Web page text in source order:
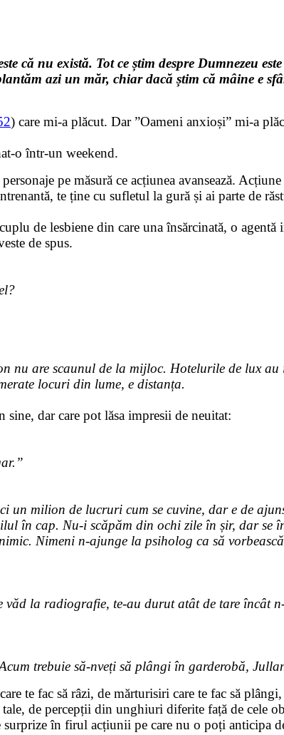
că nu există. Tot ce știm despre Dumnezeu
azi un măr, chiar dacă știm că mâine e
) care mi-a plăcut. Dar ”Oameni anxioși” mi-a
o într-un weekend.
pe măsură ce acțiunea avansează.
te ține cu sufletul la gură și ai parte de
de lesbiene din care una însărcinată, o
de spus.
nu are scaunul de la mijloc. Hotelurile de lux
locuri din lume, e distanța.
dar care pot lăsa impresii de neuitat:
milion de lucruri cum se cuvine, dar e de
în cap. Nu-i scăpăm din ochi zile în șir, dar se
Nimeni n-ajunge la psiholog ca să
la radiografie, te-au durut atât de tare încât
trebuie să-nveți să plângi în garderobă,
te fac să râzi, de mărturisiri care te fac să
de percepții din unghiuri diferite față de cele
în firul acțiunii pe care nu o poți anticipa